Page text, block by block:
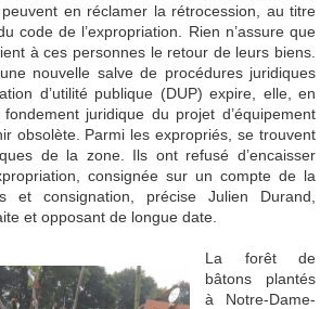
en réclamer la rétrocession, au titre
code de l’expropriation. Rien n’assure que
à ces personnes le retour de leurs biens.
nouvelle salve de procédures juridiques
d’utilité publique (DUP) expire, elle, en
juridique du projet d’équipement
obsolète. Parmi les expropriés, se trouvent
de la zone. Ils ont refusé d’encaisser
consignée sur un compte de la
et consignation, précise Julien Durand,
et opposant de longue date.
La forêt de
bâtons plantés
à Notre-Dame-